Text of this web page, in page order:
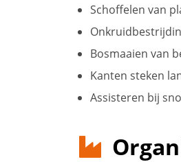
Schoffelen van
Bosmaaien van
Kanten steken
Assisteren bij